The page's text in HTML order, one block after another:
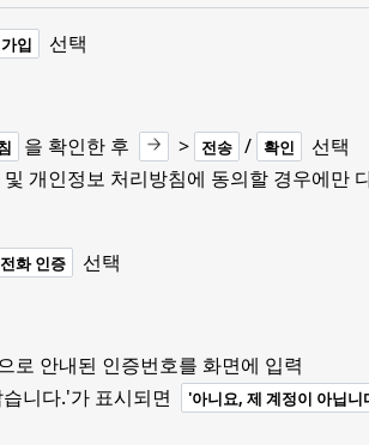
가입 선택
을 확인한 후 > 전송 / 확인
선택
개인정보 처리방침에 동의할 경우에만
전화 인증 선택
로 안내된 인증번호를 화면에 입력
니다.'가 표시되면
'아니요, 제 계정이 아닙니